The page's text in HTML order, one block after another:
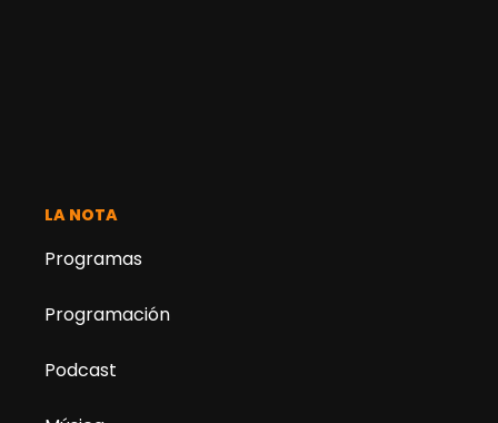
LA NOTA
Programas
Programación
Podcast